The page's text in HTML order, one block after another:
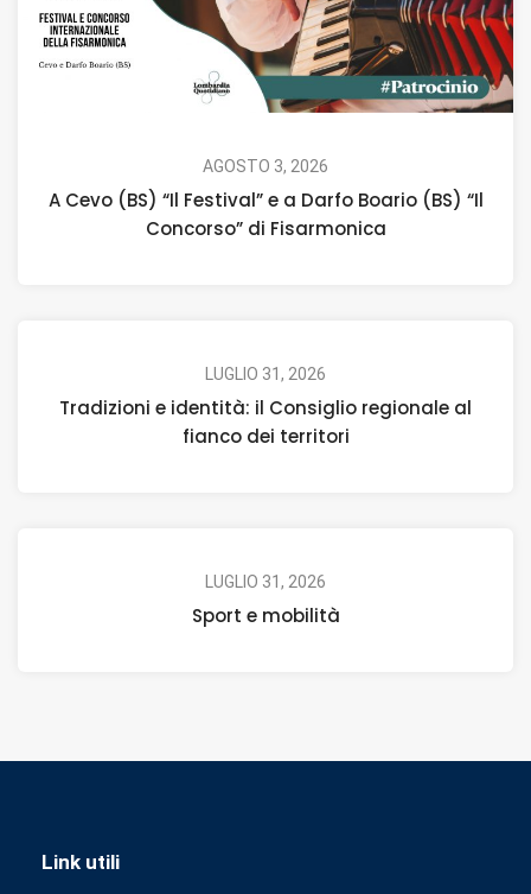
AGOSTO 3, 2026
A Cevo (BS) “Il Festival” e a Darfo Boario (BS) “Il
Concorso” di Fisarmonica
LUGLIO 31, 2026
Tradizioni e identità: il Consiglio regionale al
fianco dei territori
LUGLIO 31, 2026
Sport e mobilità
Link utili